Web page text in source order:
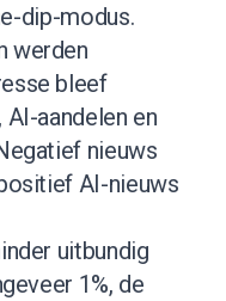
dip-modus.
werden
bleef
aandelen en
nieuws
AI-nieuws
uitbundig
1%, de